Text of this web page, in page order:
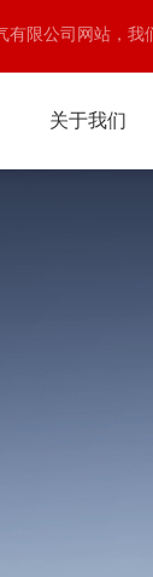
有限公司网站，我
关于我们